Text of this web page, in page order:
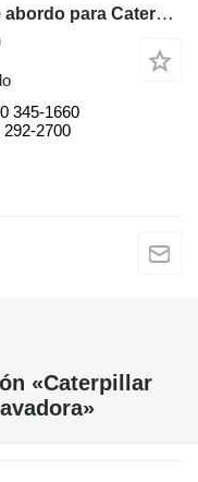
Caterpillar 2848905 ordenador de abordo para Caterpillar 416E 432E BG655D AP-1000E G3516 777G 770G 993K retroexcavadora
345-1660
292-2700
«Caterpillar